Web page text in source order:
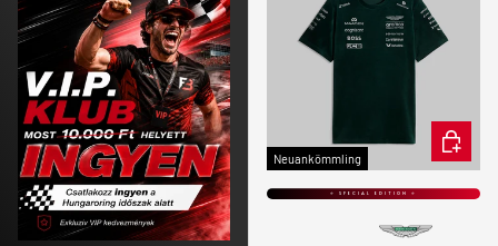
Neuankömmling
⭐ SPECIAL EDITION ⭐